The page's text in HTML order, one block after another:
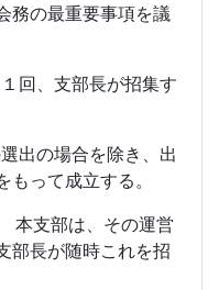
務の最重要事項を議
回、支部長が招集す
出の場合を除き、出
って成立する。
支部は、その運営
部長が随時これを招